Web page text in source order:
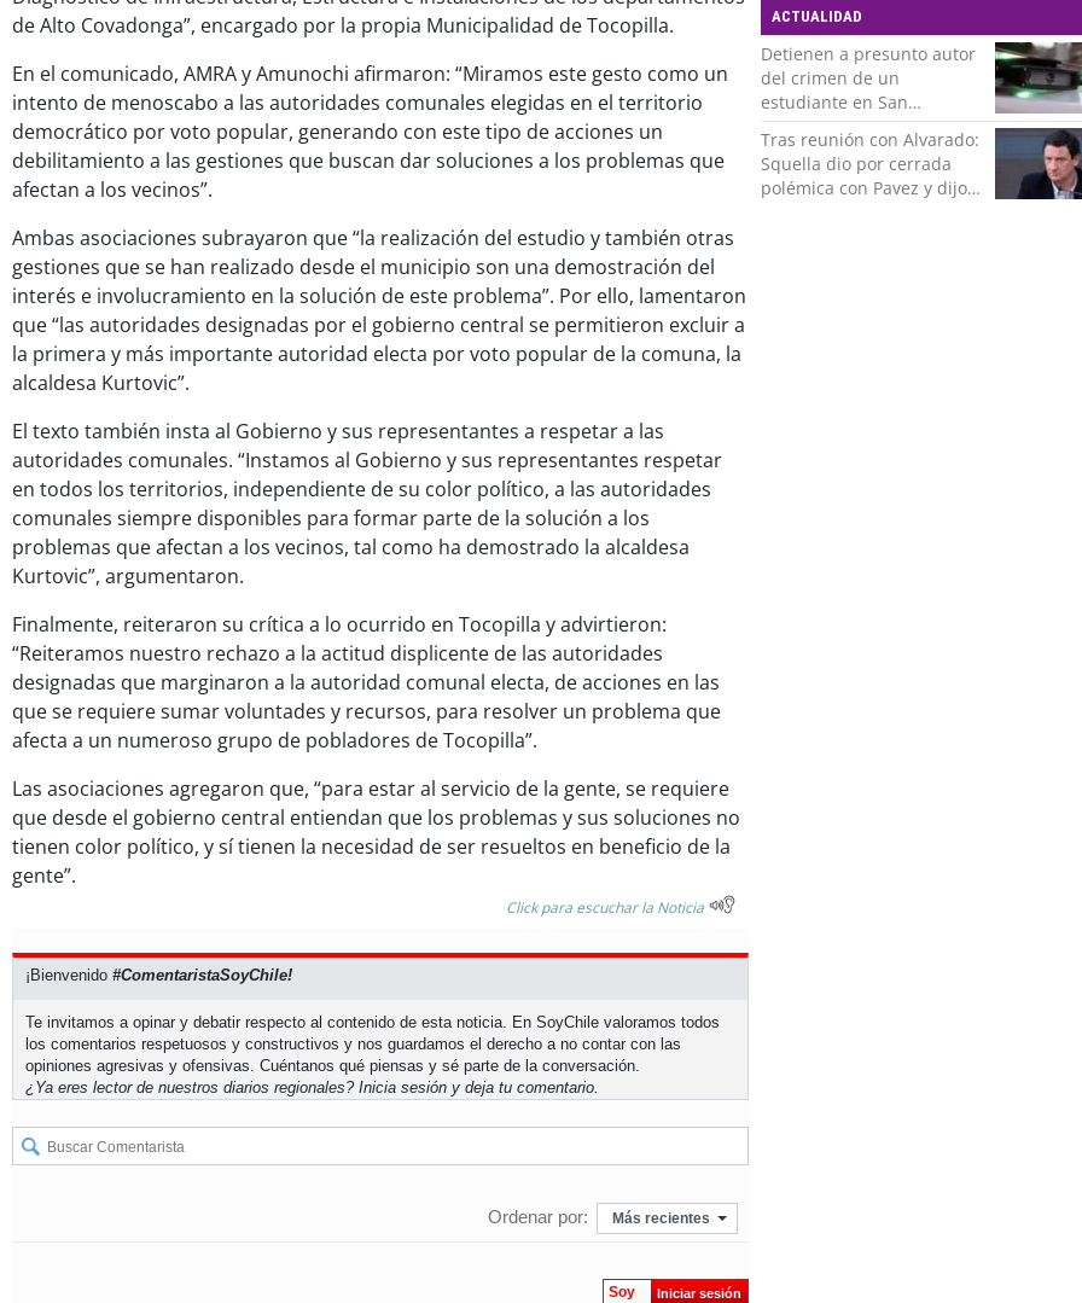
de Alto Covadonga”, encargado por la propia Municipalidad de Tocopilla.
En el comunicado, AMRA y Amunochi afirmaron: “Miramos este gesto como un
intento de menoscabo a las autoridades comunales elegidas en el territorio
democrático por voto popular, generando con este tipo de acciones un
debilitamiento a las gestiones que buscan dar soluciones a los problemas que
afectan a los vecinos”.
Ambas asociaciones subrayaron que “la realización del estudio y también otras
gestiones que se han realizado desde el municipio son una demostración del
interés e involucramiento en la solución de este problema”. Por ello, lamentaron
que “las autoridades designadas por el gobierno central se permitieron excluir a
la primera y más importante autoridad electa por voto popular de la comuna, la
alcaldesa Kurtovic”.
El texto también insta al Gobierno y sus representantes a respetar a las
autoridades comunales. “Instamos al Gobierno y sus representantes respetar
en todos los territorios, independiente de su color político, a las autoridades
comunales siempre disponibles para formar parte de la solución a los
problemas que afectan a los vecinos, tal como ha demostrado la alcaldesa
Kurtovic”, argumentaron.
Finalmente, reiteraron su crítica a lo ocurrido en Tocopilla y advirtieron:
“Reiteramos nuestro rechazo a la actitud displicente de las autoridades
designadas que marginaron a la autoridad comunal electa, de acciones en las
que se requiere sumar voluntades y recursos, para resolver un problema que
afecta a un numeroso grupo de pobladores de Tocopilla”.
Las asociaciones agregaron que, “para estar al servicio de la gente, se requiere
que desde el gobierno central entiendan que los problemas y sus soluciones no
tienen color político, y sí tienen la necesidad de ser resueltos en beneficio de la
gente”.
Click para escuchar la Noticia
¡Bienvenido #ComentaristaSoyChile!
Te invitamos a opinar y debatir respecto al contenido de esta noticia. En SoyChile valoramos todos
los comentarios respetuosos y constructivos y nos guardamos el derecho a no contar con las
opiniones agresivas y ofensivas. Cuéntanos qué piensas y sé parte de la conversación.
¿Ya eres lector de nuestros diarios regionales? Inicia sesión y deja tu comentario.
Ordenar por: Más recientes
Soy Iniciar sesión
ACTUALIDAD
Detienen a presunto autor
del crimen de un
estudiante en San
Bernardo
Tras reunión con Alvarado:
Squella dio por cerrada
polémica con Pavez y dijo